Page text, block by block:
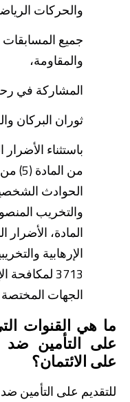
والحركات
جميع
والمقاومة،
المشاركة في
ثوران البركان
باستثناء
من
الحوادث
والتخريب
المادة، الأضرار
الإرهابية
3713
الجهات المختصة
ما هي القنوات
على التأمين ضد
على الائتمان؟
للتقديم على التأمين